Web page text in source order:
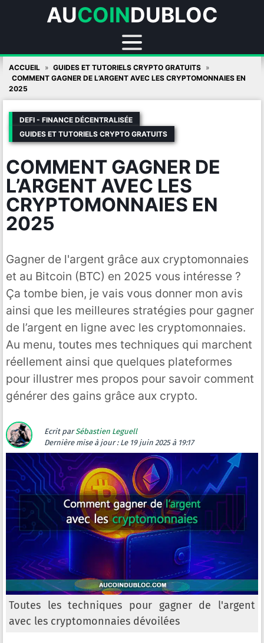
AUCOINDUBLOC
Skip
content
ACCUEIL
GUIDES ET TUTORIELS CRYPTO GRATUITS
COMMENT GAGNER DE L’ARGENT AVEC LES CRYPTOMONNAIES EN
2025
DEFI - FINANCE DÉCENTRALISÉE
GUIDES ET TUTORIELS CRYPTO GRATUITS
COMMENT GAGNER DE
L’ARGENT AVEC LES
CRYPTOMONNAIES EN
2025
Gagner de l'argent grâce aux cryptomonnaies
et au Bitcoin (BTC) en 2025 vous intéresse ?
Ça tombe bien, je vais vous donner mon avis
ainsi que les meilleures stratégies pour gagner
de l’argent en ligne avec les cryptomonnaies.
Au menu, toutes mes techniques qui marchent
réellement ainsi que quelques plateformes
pour illustrer mes propos pour savoir comment
générer des gains grâce aux crypto.
Ecrit parSébastien Leguell
Dernière mise à jour : Le 19 juin 2025 à 19:17
Toutes les techniques pour gagner de l'argent
avec les cryptomonnaies dévoilées